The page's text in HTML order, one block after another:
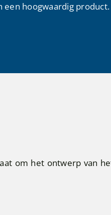
een hoogwaardig product.
om het ontwerp van